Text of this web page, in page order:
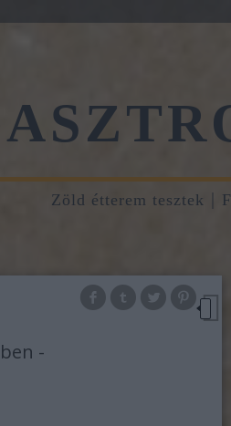
Zöld étterem tesztek
-